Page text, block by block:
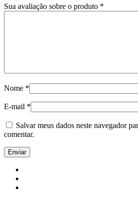
Sua avaliação sobre o produto *
Nome *
E-mail *
Salvar meus dados neste navegador
comentar.